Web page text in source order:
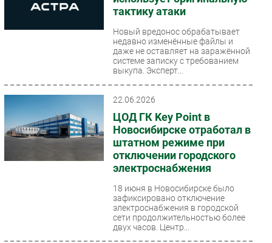
тактику атаки
Новый вредонос обрабатывает
недавно изменённые файлы и
даже не оставляет на заражённой
системе записку с требованием
выкупа. Эксперт...
22.06.2026
ЦОД ГК Key Point в
Новосибирске отработал в
штатном режиме при
отключении городского
электроснабжения
18 июня в Новосибирске было
зафиксировано отключение
электроснабжения в городской
сети продолжительностью более
двух часов. Центр...